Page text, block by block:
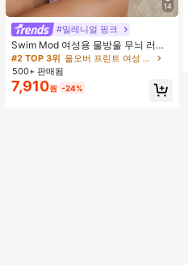
14
#밀레니얼 핑크
Swim Mod 여성용 물방울 무늬 러치
드 홀터 탱크니 탑 및 트라이앵글 하의
수영복 세트, 여름 휴가에 적합
#2 TOP 3위
올오버 프린트 여성 탱키니스
500+ 판매됨
7,910원 -24%